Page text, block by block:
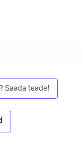
Saada teade!